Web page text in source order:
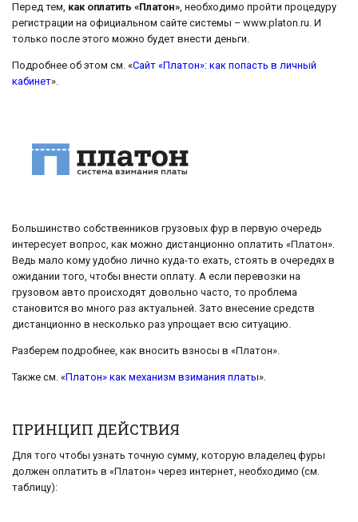
Перед тем, как оплатить «Платон», необходимо пройти процедуру
регистрации на официальном сайте системы – www.platon.ru. И
только после этого можно будет внести деньги.
Подробнее об этом см. «Сайт «Платон»: как попасть в личный
кабинет».
Большинство собственников грузовых фур в первую очередь
интересует вопрос, как можно дистанционно оплатить «Платон».
Ведь мало кому удобно лично куда-то ехать, стоять в очередях в
ожидании того, чтобы внести оплату. А если перевозки на
грузовом авто происходят довольно часто, то проблема
становится во много раз актуальней. Зато внесение средств
дистанционно в несколько раз упрощает всю ситуацию.
Разберем подробнее, как вносить взносы в «Платон».
Также см. «Платон» как механизм взимания платы».
ПРИНЦИП ДЕЙСТВИЯ
Для того чтобы узнать точную сумму, которую владелец фуры
должен оплатить в «Платон» через интернет, необходимо (см.
таблицу):